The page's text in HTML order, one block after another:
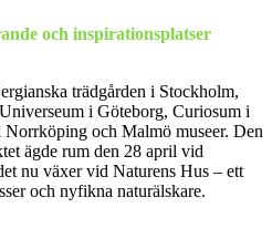
och inspirationsplatser
trädgården i Stockholm,
i Göteborg, Curiosum i
och Malmö museer. Den
ägde rum den 28 april vid
nu växer vid Naturens Hus – ett
och nyfikna naturälskare.